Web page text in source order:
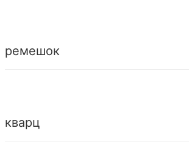
ремешок
кварц